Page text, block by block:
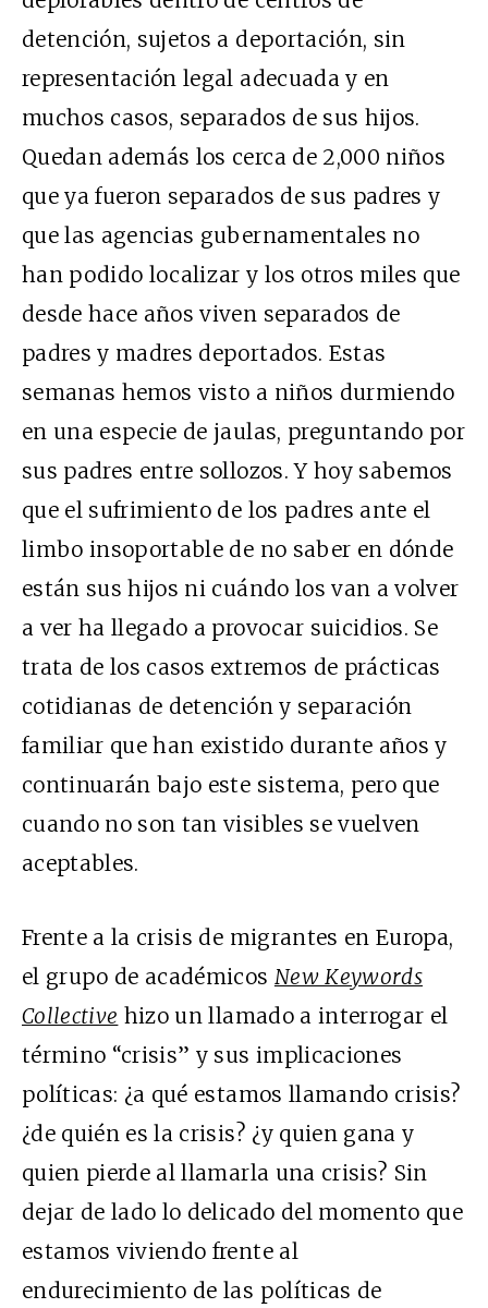
detención, sujetos a deportación, sin
representación legal adecuada y en
muchos casos, separados de sus hijos.
Quedan además los cerca de 2,000 niños
que ya fueron separados de sus padres y
que las agencias gubernamentales no
han podido localizar y los otros miles que
desde hace años viven separados de
padres y madres deportados. Estas
semanas hemos visto a niños durmiendo
en una especie de jaulas, preguntando por
sus padres entre sollozos. Y hoy sabemos
que el sufrimiento de los padres ante el
limbo insoportable de no saber en dónde
están sus hijos ni cuándo los van a volver
a ver ha llegado a provocar suicidios. Se
trata de los casos extremos de prácticas
cotidianas de detención y separación
familiar que han existido durante años y
continuarán bajo este sistema, pero que
cuando no son tan visibles se vuelven
aceptables.
Frente a la crisis de migrantes en Europa,
el grupo de académicos New Keywords
Collective hizo un llamado a interrogar el
término “crisis” y sus implicaciones
políticas: ¿a qué estamos llamando crisis?
¿de quién es la crisis? ¿y quien gana y
quien pierde al llamarla una crisis? Sin
dejar de lado lo delicado del momento que
estamos viviendo frente al
endurecimiento de las políticas de